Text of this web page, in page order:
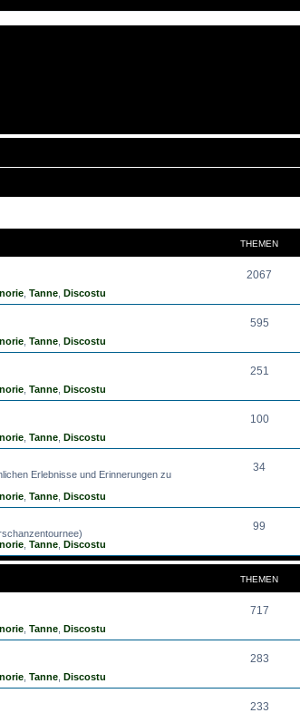
THEMEN
Tanne Discostu
2067
Tanne Discostu
595
Tanne Discostu
251
Tanne Discostu
100
Erlebnisse und Erinnerungen zu
Tanne Discostu
34
Tanne Discostu
99
THEMEN
Tanne Discostu
717
Tanne Discostu
283
233